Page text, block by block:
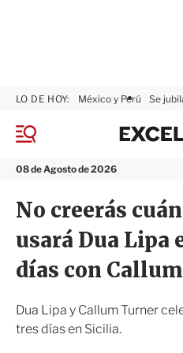
M
n
08 de Agosto de 2026
LO DE HOY: México y Perú Se
No creerás
usará Dua Lipa
días con
Dua Lipa y Callum Turner
tres días en Sicilia.